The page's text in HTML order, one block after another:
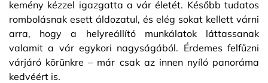
kemény kézzel igazgatta a vár életét. Később tudatos
rombolásnak esett áldozatul, és elég sokat kellett várni
arra, hogy a helyreállító munkálatok láttassanak
valamit a vár egykori nagyságából. Érdemes felfűzni
várjáró körünkre – már csak az innen nyíló panoráma
kedvéért is.